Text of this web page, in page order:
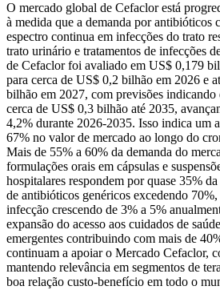
O mercado global de Cefaclor está
à medida que a demanda por antibióticos
espectro continua em infecções do trato
trato urinário e tratamentos de infecções
de Cefaclor foi avaliado em US$ 0,179
para cerca de US$ 0,2 bilhão em 2026 e
bilhão em 2027, com previsões indicando
cerca de US$ 0,3 bilhão até 2035,
4,2% durante 2026-2035. Isso indica um
67% no valor de mercado ao longo do
Mais de 55% a 60% da demanda do
formulações orais em cápsulas e
hospitalares respondem por quase 35%
de antibióticos genéricos excedendo
infecção crescendo de 3% a 5%
expansão do acesso aos cuidados de
emergentes contribuindo com mais de
continuam a apoiar o Mercado Cefaclor,
mantendo relevância em segmentos de
boa relação custo-benefício em todo o